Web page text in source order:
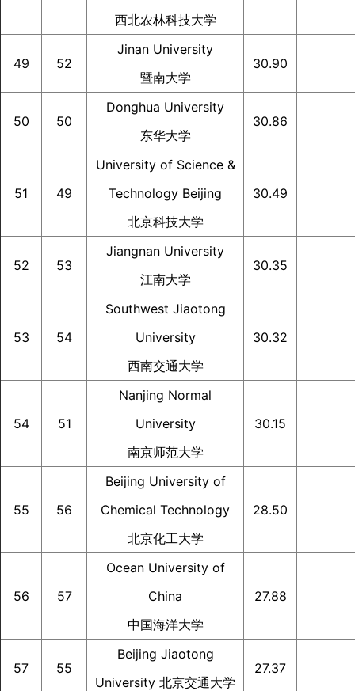
西北农林科技大学
49 52
Jinan University
暨南大学
30.90
50 50
Donghua University
东华大学
30.86
51 49
University of Science &
Technology Beijing
北京科技大学
30.49
52 53
Jiangnan University
江南大学
30.35
53 54
Southwest Jiaotong
University
西南交通大学
30.32
54 51
Nanjing Normal
University
南京师范大学
30.15
55 56
Beijing University of
Chemical Technology
北京化工大学
28.50
56 57
Ocean University of
China
中国海洋大学
27.88
57 55
Beijing Jiaotong
University 北京交通大学
27.37